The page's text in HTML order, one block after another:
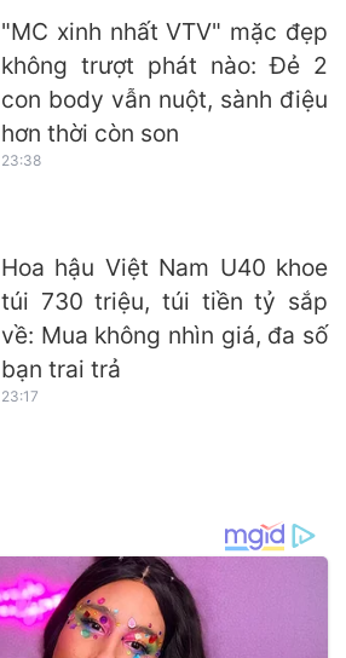
"MC xinh nhất VTV" mặc đẹp
không trượt phát nào: Đẻ 2
con body vẫn nuột, sành điệu
hơn thời còn son
23:38
Hoa hậu Việt Nam U40 khoe
túi 730 triệu, túi tiền tỷ sắp
về: Mua không nhìn giá, đa số
bạn trai trả
23:17